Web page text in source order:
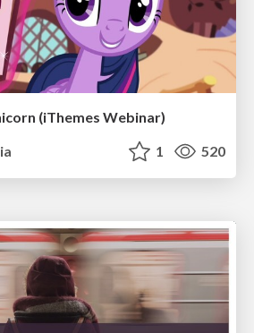
(iThemes Webinar)
1 520